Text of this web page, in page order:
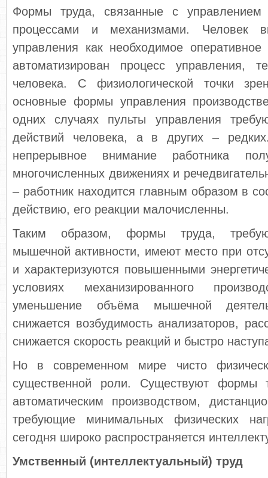
Формы труда, связанные с управлением
процессами и механизмами. Человек
управления как необходимое
автоматизирован процесс управления,
человека. С физиологической точки
основные формы управления
одних случаях пульты управления
действий человека, а в других –
непрерывное внимание работника
многочисленных движениях и
– работник находится главным образом в
действию, его реакции малочисленны.
Таким образом, формы труда,
мышечной активности, имеют место при
и характеризуются повышенными
условиях механизированного
уменьшение объёма мышечной
снижается возбудимость анализаторов,
снижается скорость реакций и быстро
Но в современном мире чисто
существенной роли. Существуют формы
автоматическим производством,
требующие минимальных физических
сегодня широко распространяется
Умственный (интеллектуальный) труд